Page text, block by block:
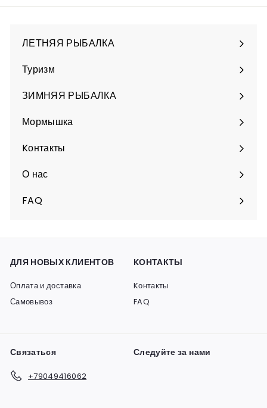
ЛЕТНЯЯ РЫБАЛКА
Разверните
подменю
Туризм
Разверните
подменю
ЗИМНЯЯ РЫБАЛКА
Разверните
подменю
Мормышка
Разверните
подменю
Kонтакты
О нас
FAQ
ДЛЯ НОВЫХ КЛИЕНТОВ
Оплата и доставка
Самовывоз
KОНТАКТЫ
Kонтакты
FAQ
Связаться
+79049416062
Следуйте за нами